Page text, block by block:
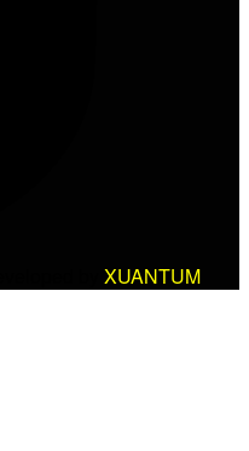
XUANTUM